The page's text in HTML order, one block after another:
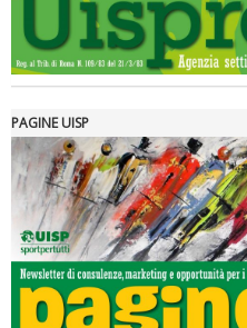
PAGINE UISP